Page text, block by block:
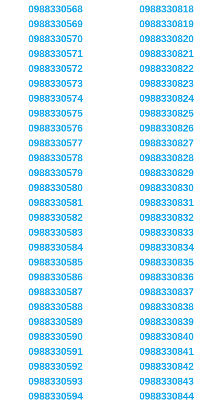
0988330568
0988330569
0988330570
0988330571
0988330572
0988330573
0988330574
0988330575
0988330576
0988330577
0988330578
0988330579
0988330580
0988330581
0988330582
0988330583
0988330584
0988330585
0988330586
0988330587
0988330588
0988330589
0988330590
0988330591
0988330592
0988330593
0988330594
0988330818
0988330819
0988330820
0988330821
0988330822
0988330823
0988330824
0988330825
0988330826
0988330827
0988330828
0988330829
0988330830
0988330831
0988330832
0988330833
0988330834
0988330835
0988330836
0988330837
0988330838
0988330839
0988330840
0988330841
0988330842
0988330843
0988330844